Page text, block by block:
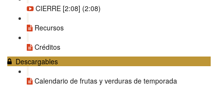
CIERRE [2:08] (2:08)
Recursos
Créditos
Descargables
Calendario de frutas y verduras de temporada